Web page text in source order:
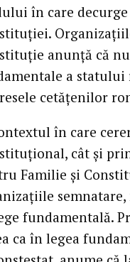
în care
anunţă că
a statului
cetăţenilor
în care
cât şi
Familie şi
semnatare,
fundamentală.
ca în legea